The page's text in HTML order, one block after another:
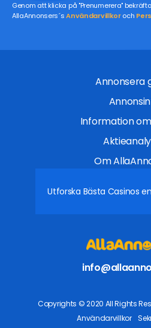
Genom att klicka på "Prenumerera"
AllaAnnonsers´sAnvändarvillkoroch
Annonsera
Information
Om
Utforska Bästa Casinos
Copyrights © 2020 All Rights
Användarvillkor